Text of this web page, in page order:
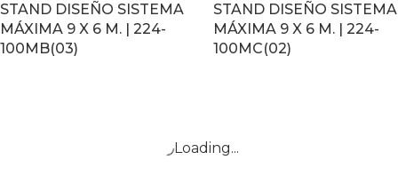
STAND DISEÑO SISTEMA
MÁXIMA 9 X 6 M. | 224-
100MB(03)
STAND DISEÑO SISTEMA
MÁXIMA 9 X 6 M. | 224-
100MC(02)
Loading...